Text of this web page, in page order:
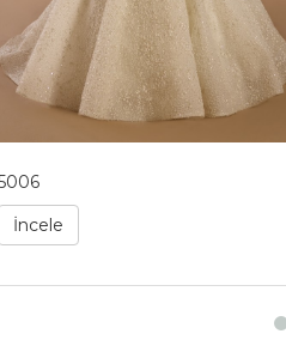
İncele